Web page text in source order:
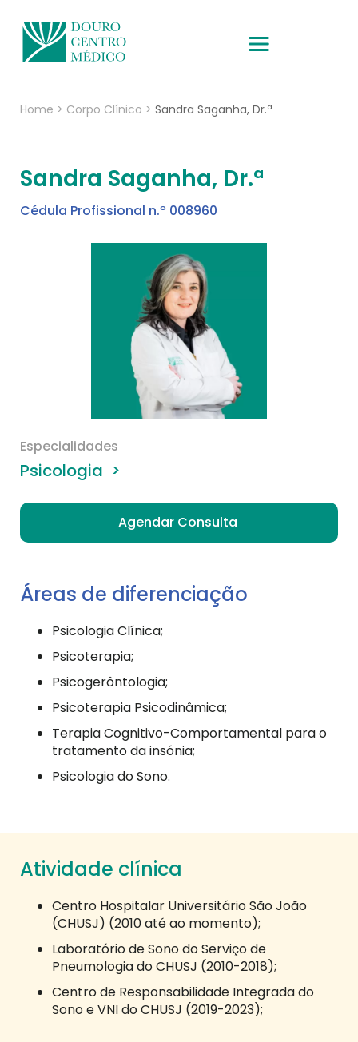
Home > Corpo Clínico > Sandra Saganha, Dr.ª
Sandra Saganha, Dr.ª
Cédula Profissional n.º 008960
Especialidades
Psicologia >
Agendar Consulta
Áreas de diferenciação
Psicologia Clínica;
Psicoterapia;
Psicogerôntologia;
Psicoterapia Psicodinâmica;
Terapia Cognitivo-Comportamental para o
tratamento da insónia;
Psicologia do Sono.
Atividade clínica
Centro Hospitalar Universitário São João
(CHUSJ) (2010 até ao momento);
Laboratório de Sono do Serviço de
Pneumologia do CHUSJ (2010-2018);
Centro de Responsabilidade Integrada do
Sono e VNI do CHUSJ (2019-2023);